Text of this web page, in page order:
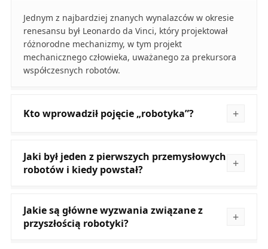
Jednym z najbardziej znanych wynalazców w okresie
renesansu był Leonardo da Vinci, który projektował
różnorodne mechanizmy, w tym projekt
mechanicznego człowieka, uważanego za prekursora
współczesnych robotów.
Kto wprowadził pojęcie „robotyka”?
Jaki był jeden z pierwszych przemysłowych
robotów i kiedy powstał?
Jakie są główne wyzwania związane z
przyszłością robotyki?